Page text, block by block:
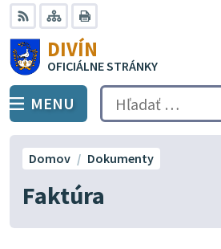
Preskočiť
na
obsah
RSS Mapa
DIVÍN
OFICIÁLNE STRÁNKY
PREPNÚŤ
MENU Hľadať:
Faktúra
Domov Dokumenty